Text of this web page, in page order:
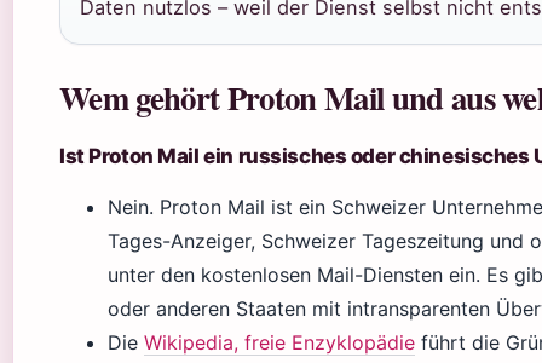
Daten nutzlos – weil der Dienst selbst nicht
Wem gehört Proton Mail und aus
Ist Proton Mail ein russisches oder chinesisches
Nein. Proton Mail ist ein Schweizer
Tages-Anzeiger, Schweizer Tageszeitung und
unter den kostenlosen Mail-Diensten ein. Es
oder anderen Staaten mit intransparenten
Die Wikipedia, freie Enzyklopädie führt die